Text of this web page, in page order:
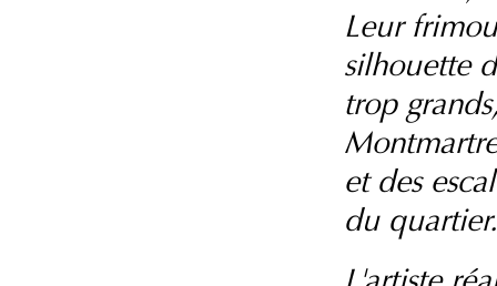
Leur
silhouette
trop
et des
du quartier.